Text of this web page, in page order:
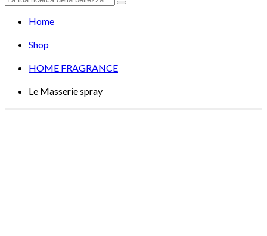
Home
Shop
HOME FRAGRANCE
Le Masserie spray